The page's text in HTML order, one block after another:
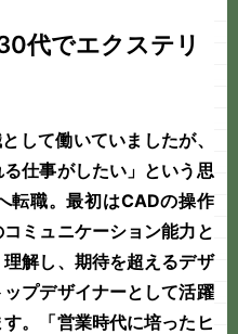
代でエクステリ
して働いていましたが、
る仕事がしたい」という思
転職。最初はCADの操作
ミュニケーション能力と
解し、期待を超えるデザ
プデザイナーとして活躍
。「営業時代に培ったヒ